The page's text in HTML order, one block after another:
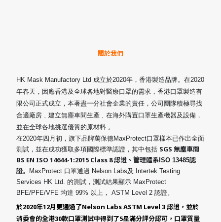
關於我們
HK Mask Manufactory Ltd 成立於2020年，香港製造品牌。在2020
年春天，因應香港及全球各地對醫療口罩的需求，香港口罩製造有
限公司正式成立，本著盡一分社會企業的責任，公司團隊積極尋找
合適廠房﹑建立無塵車間生產﹑在海外購置口罩生產機器及設備，
並在全球各地挑選優質的原材料 。
在2020年四月初，旗下品牌萬保德MaxProtect口罩樣本已作出全面
測試，並在成功獲取多項國際標準認證，其中包括 SGS 無塵車間
BS EN ISO 14644-1:2015 Class 8 認證、管理體系 ISO 13485認
證。
MaxProtect 口罩通過 Nelson Labs及 Intertek Testing
Services HK Ltd. 的測試，測試結果顯示 MaxProtect
BFE/PFE/VFE 均達 99% 以上， ASTM Level 2 認證。
於2020年12月更通過了Nelson Labs ASTM Level 3 認證，並於
消委會的全港30款口罩測試中得到了5星滿分評分認可，口罩質量